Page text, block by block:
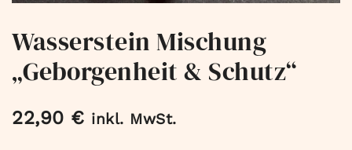
Wasserstein Mischung
„Geborgenheit & Schutz“
22,90 € inkl. MwSt.